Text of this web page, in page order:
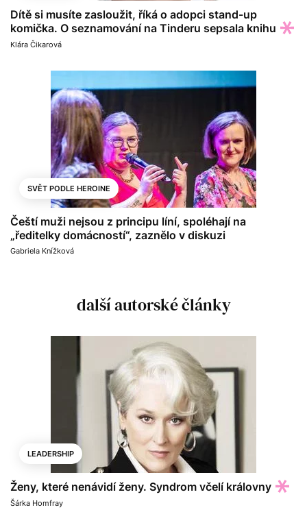
Dítě si musíte zasloužit, říká o adopci stand-up
komička. O seznamování na Tinderu sepsala knihu
Klára Čikarová
SVĚT PODLE HEROINE
Čeští muži nejsou z principu líní, spoléhají na
„ředitelky domácností“, zaznělo v diskuzi
Gabriela Knížková
další autorské články
LEADERSHIP
Ženy, které nenávidí ženy. Syndrom včelí královny
Šárka Homfray